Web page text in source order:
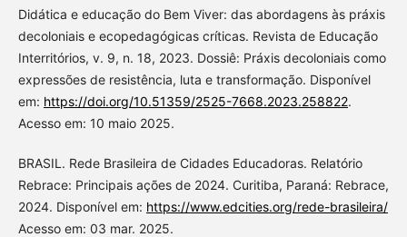
Didática e educação do Bem Viver: das abordagens às práxis
decoloniais e ecopedagógicas críticas. Revista de Educação
Interritórios, v. 9, n. 18, 2023. Dossiê: Práxis decoloniais como
expressões de resistência, luta e transformação. Disponível
em: https://doi.org/10.51359/2525-7668.2023.258822.
Acesso em: 10 maio 2025.
BRASIL. Rede Brasileira de Cidades Educadoras. Relatório
Rebrace: Principais ações de 2024. Curitiba, Paraná: Rebrace,
2024. Disponível em: https://www.edcities.org/rede-brasileira/
Acesso em: 03 mar. 2025.